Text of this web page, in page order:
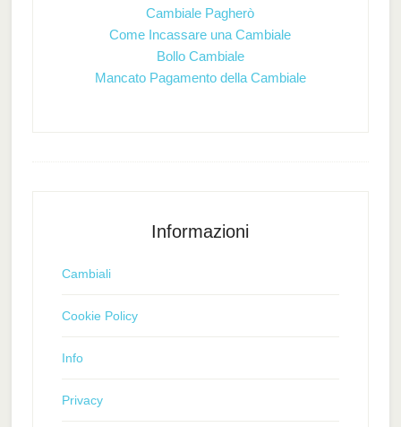
Cambiale Pagherò
Come Incassare una Cambiale
Bollo Cambiale
Mancato Pagamento della Cambiale
Informazioni
Cambiali
Cookie Policy
Info
Privacy